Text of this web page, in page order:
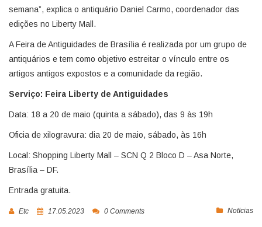
semana”, explica o antiquário Daniel Carmo, coordenador das
edições no Liberty Mall.
A Feira de Antiguidades de Brasília é realizada por um grupo de
antiquários e tem como objetivo estreitar o vínculo entre os
artigos antigos expostos e a comunidade da região.
Serviço: Feira Liberty de Antiguidades
Data: 18 a 20 de maio (quinta a sábado), das 9 às 19h
Oficia de xilogravura: dia 20 de maio, sábado, às 16h
Local: Shopping Liberty Mall – SCN Q 2 Bloco D – Asa Norte,
Brasília – DF.
Entrada gratuita.
Etc 17.05.2023 Notícias
0 Comments